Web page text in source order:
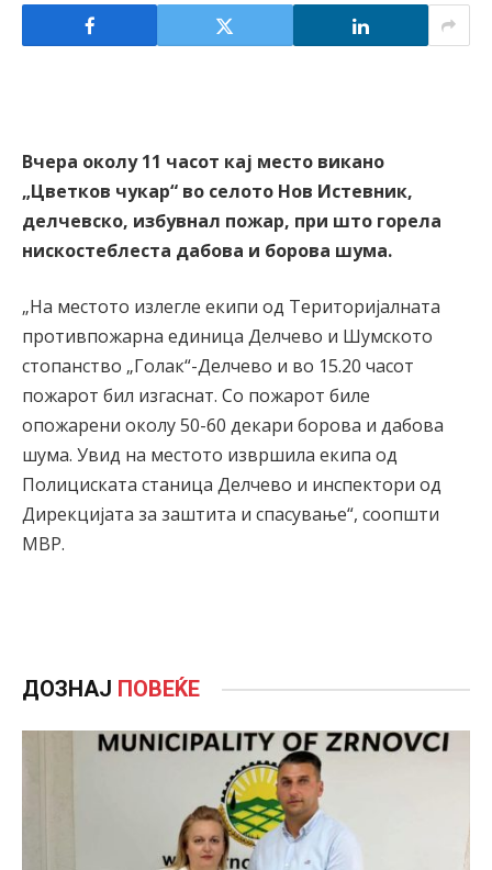
Вчера околу 11 часот кај место викано
„Цветков чукар“ во селото Нов Истевник,
делчевско, избувнал пожар, при што горела
нискостеблеста дабова и борова шума.
„На местото излегле екипи од Територијалната
противпожарна единица Делчево и Шумското
стопанство „Голак“-Делчево и во 15.20 часот
пожарот бил изгаснат. Со пожарот биле
опожарени околу 50-60 декари борова и дабова
шума. Увид на местото извршила екипа од
Полициската станица Делчево и инспектори од
Дирекцијата за заштита и спасување“, соопшти
МВР.
ДОЗНАЈ ПОВЕЌЕ